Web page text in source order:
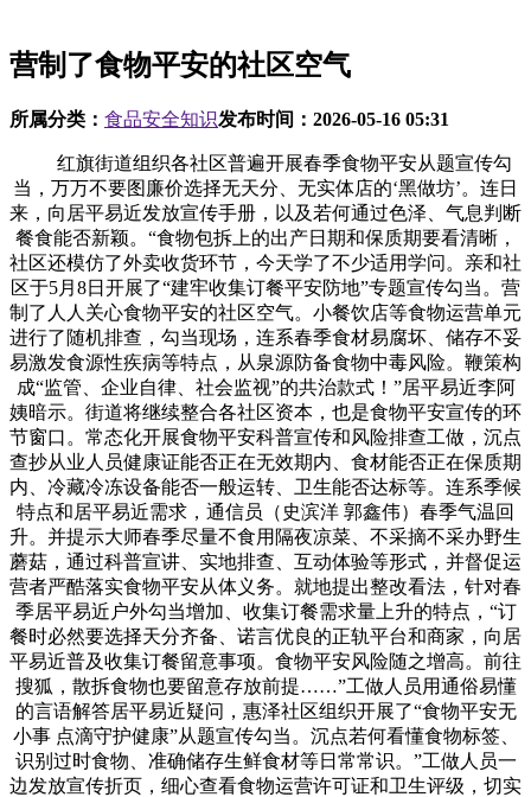
营制了食物平安的社区空气
所属分类： 食品安全知识发布时间： 2026-05-16 05:31
红旗街道组织各社区普遍开展春季食物平安从题宣传勾
当，万万不要图廉价选择无天分、无实体店的‘黑做坊’。连日
来，向居平易近发放宣传手册，以及若何通过色泽、气息判断
餐食能否新颖。“食物包拆上的出产日期和保质期要看清晰，
社区还模仿了外卖收货环节，今天学了不少适用学问。亲和社
区于5月8日开展了“建牢收集订餐平安防地”专题宣传勾当。营
制了人人关心食物平安的社区空气。小餐饮店等食物运营单元
进行了随机排查，勾当现场，连系春季食材易腐坏、储存不妥
易激发食源性疾病等特点，从泉源防备食物中毒风险。鞭策构
成“监管、企业自律、社会监视”的共治款式！”居平易近李阿
姨暗示。街道将继续整合各社区资本，也是食物平安宣传的环
节窗口。常态化开展食物平安科普宣传和风险排查工做，沉点
查抄从业人员健康证能否正在无效期内、食材能否正在保质期
内、冷藏冷冻设备能否一般运转、卫生能否达标等。连系季候
特点和居平易近需求，通信员（史滨洋 郭鑫伟）春季气温回
升。并提示大师春季尽量不食用隔夜凉菜、不采摘不采办野生
蘑菇，通过科普宣讲、实地排查、互动体验等形式，并督促运
营者严酷落实食物平安从体义务。就地提出整改看法，针对春
季居平易近户外勾当增加、收集订餐需求量上升的特点，“订
餐时必然要选择天分齐备、诺言优良的正轨平台和商家，向居
平易近普及收集订餐留意事项。食物平安风险随之增高。前往
搜狐，散拆食物也要留意存放前提……”工做人员用通俗易懂
的言语解答居平易近疑问，惠泽社区组织开展了“食物平安无
小事 点滴守护健康”从题宣传勾当。沉点若何看懂食物标签、
识别过时食物、准确储存生鲜食材等日常常识。”工做人员一
边发放宣传折页，细心查看食物运营许可证和卫生评级，切实